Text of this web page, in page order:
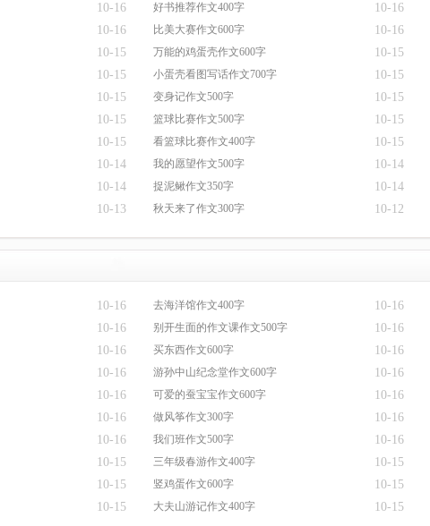
10-16 好书推荐作文400字 10-16
10-16 比美大赛作文600字 10-16
10-15 万能的鸡蛋壳作文600字 10-15
10-15 小蛋壳看图写话作文700字 10-15
10-15 变身记作文500字 10-15
10-15 篮球比赛作文500字 10-15
10-15 看篮球比赛作文400字 10-15
10-14 我的愿望作文500字 10-14
10-14 捉泥鳅作文350字 10-14
10-13 秋天来了作文300字 10-12
10-16 去海洋馆作文400字 10-16
10-16 别开生面的作文课作文500字 10-16
10-16 买东西作文600字 10-16
10-16 游孙中山纪念堂作文600字 10-16
10-16 可爱的蚕宝宝作文600字 10-16
10-16 做风筝作文300字 10-16
10-16 我们班作文500字 10-16
10-15 三年级春游作文400字 10-15
10-15 竖鸡蛋作文600字 10-15
10-15 大夫山游记作文400字 10-15